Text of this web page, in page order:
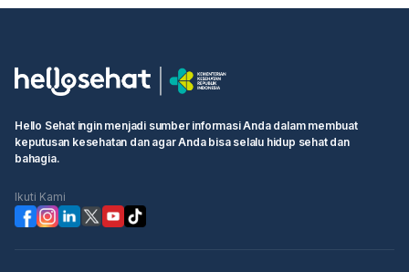
Hello Sehat ingin menjadi sumber informasi Anda dalam membuat
keputusan kesehatan dan agar Anda bisa selalu hidup sehat dan
bahagia.
Ikuti Kami